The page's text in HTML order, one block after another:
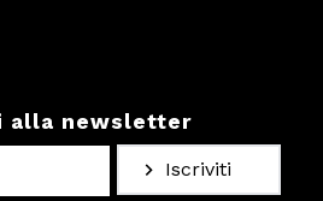
alla newsletter
Iscriviti